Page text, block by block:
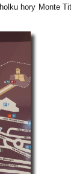
hory Monte